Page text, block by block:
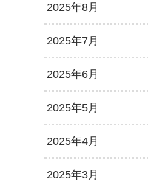
2025年8月
2025年7月
2025年6月
2025年5月
2025年4月
2025年3月